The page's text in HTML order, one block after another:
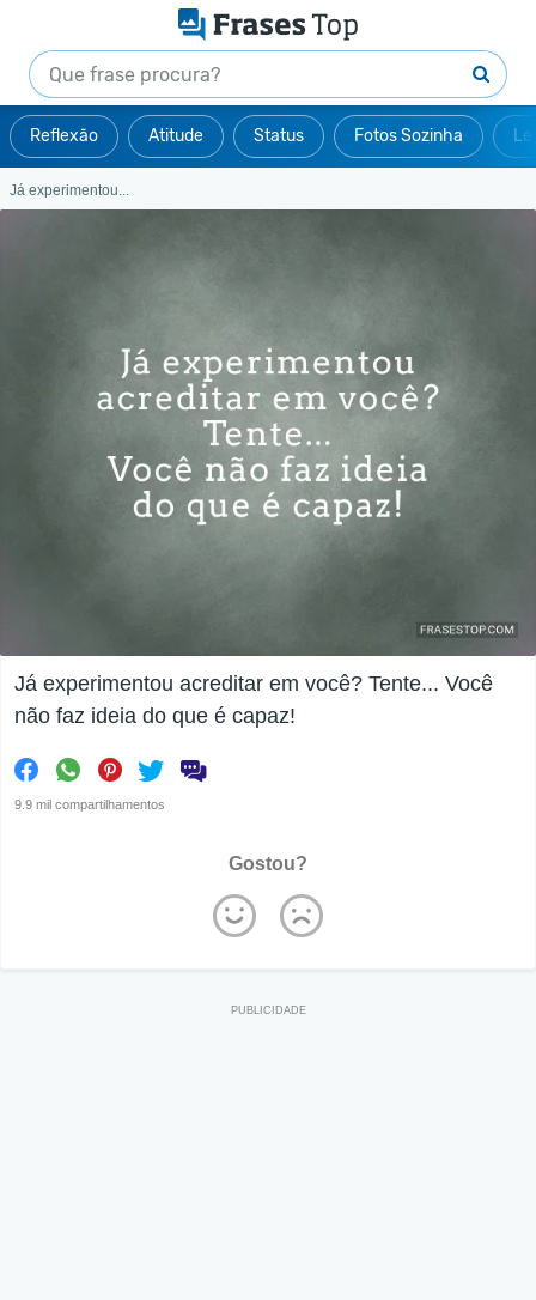
Reflexão Atitude Status Fotos Sozinha
Já experimentou...
Já experimentou acreditar em você? Tente... Você
não faz ideia do que é capaz!
9.9 mil compartilhamentos
Gostou?